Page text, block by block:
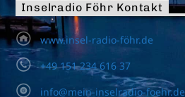
Inselradio Föhr Kontakt
www.insel-radio-föhr.de
+49 151 234 616 37
info@mein-inselradio-foehr.de